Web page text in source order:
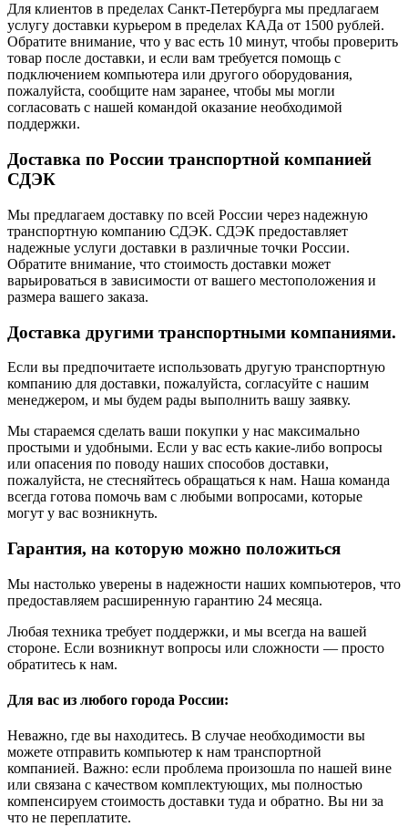
Для клиентов в пределах Санкт-Петербурга мы предлагаем
услугу доставки курьером в пределах КАДа от 1500 рублей.
Обратите внимание, что у вас есть 10 минут, чтобы проверить
товар после доставки, и если вам требуется помощь с
подключением компьютера или другого оборудования,
пожалуйста, сообщите нам заранее, чтобы мы могли
согласовать с нашей командой оказание необходимой
поддержки.
Доставка по России транспортной компанией
СДЭК
Мы предлагаем доставку по всей России через надежную
транспортную компанию СДЭК. СДЭК предоставляет
надежные услуги доставки в различные точки России.
Обратите внимание, что стоимость доставки может
варьироваться в зависимости от вашего местоположения и
размера вашего заказа.
Доставка другими транспортными компаниями.
Если вы предпочитаете использовать другую транспортную
компанию для доставки, пожалуйста, согласуйте с нашим
менеджером, и мы будем рады выполнить вашу заявку.
Мы стараемся сделать ваши покупки у нас максимально
простыми и удобными. Если у вас есть какие-либо вопросы
или опасения по поводу наших способов доставки,
пожалуйста, не стесняйтесь обращаться к нам. Наша команда
всегда готова помочь вам с любыми вопросами, которые
могут у вас возникнуть.
Гарантия, на которую можно положиться
Мы настолько уверены в надежности наших компьютеров, что
предоставляем расширенную гарантию 24 месяца.
Любая техника требует поддержки, и мы всегда на вашей
стороне. Если возникнут вопросы или сложности — просто
обратитесь к нам.
Для вас из любого города России:
Неважно, где вы находитесь. В случае необходимости вы
можете отправить компьютер к нам транспортной
компанией. Важно: если проблема произошла по нашей вине
или связана с качеством комплектующих, мы полностью
компенсируем стоимость доставки туда и обратно. Вы ни за
что не переплатите.